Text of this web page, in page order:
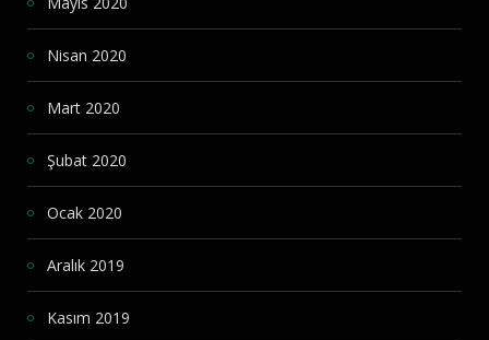
Nisan 2020
Mart 2020
Şubat 2020
Ocak 2020
Aralık 2019
Kasım 2019